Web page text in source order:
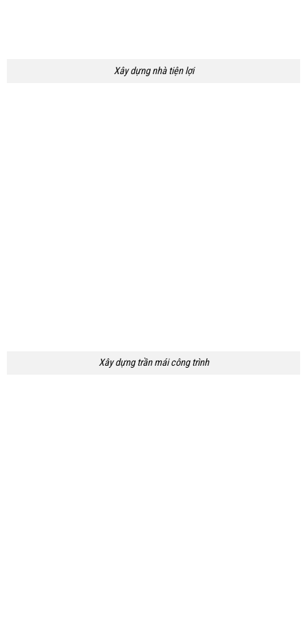
Xây dựng nhà tiện lợi
Xây dựng trần mái công trình